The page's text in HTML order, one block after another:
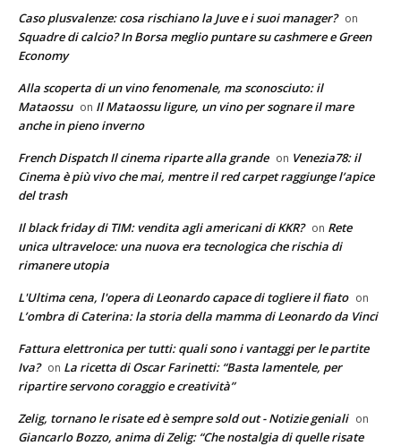
Caso plusvalenze: cosa rischiano la Juve e i suoi manager? on
Squadre di calcio? In Borsa meglio puntare su cashmere e Green
Economy
Alla scoperta di un vino fenomenale, ma sconosciuto: il
Mataossu on Il Mataossu ligure, un vino per sognare il mare
anche in pieno inverno
French Dispatch Il cinema riparte alla grande on Venezia78: il
Cinema è più vivo che mai, mentre il red carpet raggiunge l’apice
del trash
Il black friday di TIM: vendita agli americani di KKR? on Rete
unica ultraveloce: una nuova era tecnologica che rischia di
rimanere utopia
L'Ultima cena, l'opera di Leonardo capace di togliere il fiato on
L’ombra di Caterina: la storia della mamma di Leonardo da Vinci
Fattura elettronica per tutti: quali sono i vantaggi per le partite
Iva? on La ricetta di Oscar Farinetti: “Basta lamentele, per
ripartire servono coraggio e creatività”
Zelig, tornano le risate ed è sempre sold out - Notizie geniali on
Giancarlo Bozzo, anima di Zelig: “Che nostalgia di quelle risate